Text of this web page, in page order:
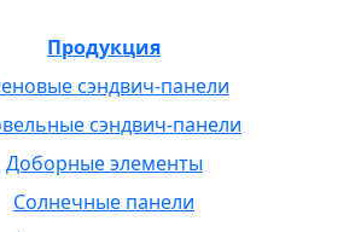
Продукция
сэндвич-панели
сэндвич-панели
Доборные элементы
Солнечные панели